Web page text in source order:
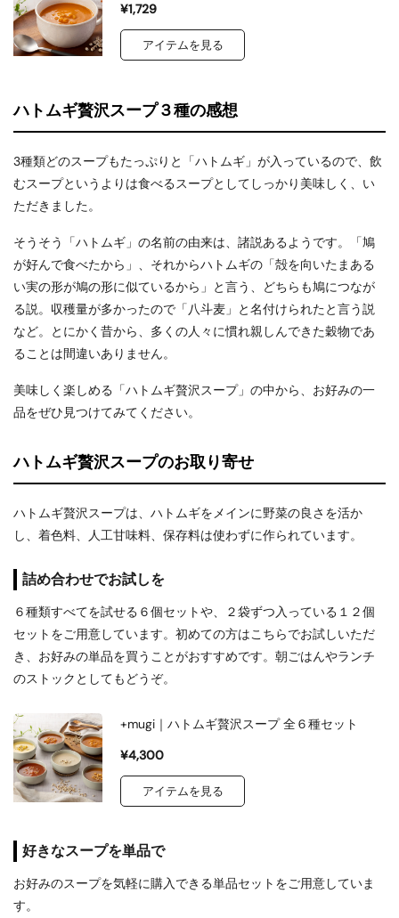
¥1,729
アイテムを見る
ハトムギ贅沢スープ３種の感想
3種類どのスープもたっぷりと「ハトムギ」が入っているので、飲
むスープというよりは食べるスープとしてしっかり美味しく、い
ただきました。
そうそう「ハトムギ」の名前の由来は、諸説あるようです。「鳩
が好んで食べたから」、それからハトムギの「殻を向いたまある
い実の形が鳩の形に似ているから」と言う、どちらも鳩につなが
る説。収穫量が多かったので「八斗麦」と名付けられたと言う説
など。とにかく昔から、多くの人々に慣れ親しんできた穀物であ
ることは間違いありません。
美味しく楽しめる「ハトムギ贅沢スープ」の中から、お好みの一
品をぜひ見つけてみてください。
ハトムギ贅沢スープのお取り寄せ
ハトムギ贅沢スープは、ハトムギをメインに野菜の良さを活か
し、着色料、人工甘味料、保存料は使わずに作られています。
詰め合わせでお試しを
６種類すべてを試せる６個セットや、２袋ずつ入っている１２個
セットをご用意しています。初めての方はこちらでお試しいただ
き、お好みの単品を買うことがおすすめです。朝ごはんやランチ
のストックとしてもどうぞ。
+mugi｜ハトムギ贅沢スープ 全６種セット
¥4,300
アイテムを見る
好きなスープを単品で
お好みのスープを気軽に購入できる単品セットをご用意していま
す。